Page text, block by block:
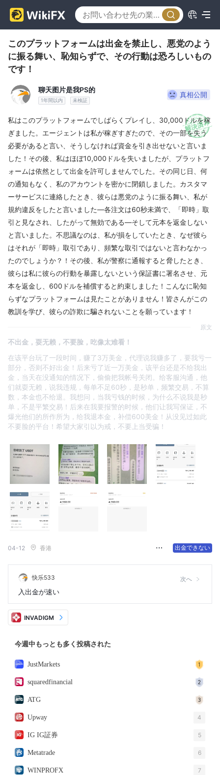
このプラットフォームは出金を禁止し、悪党のよう
に振る舞い、恥知らずで、その行動は恐ろしいもの
です！
聊天图片是我PS的
1年間以内 未検証
真相公開
私はこのプラットフォームでしばらくプレイし、30,000ドルを稼
ぎました。エージェントは私が稼ぎすぎたので、その一部を失う
必要があると言い、そうしなければ資金を引き出せないと言いま
した！その後、私はほぼ10,000ドルを失いましたが、プラットフ
ォームは依然として出金を許可しませんでした。その同じ日、何
の通知もなく、私のアカウントを密かに閉鎖しました。カスタマ
ーサービスに連絡したとき、彼らは悪党のように振る舞い、私が
規約違反をしたと言いました—各注文は60秒未満で、「即時」取
引と見なされ、したがって無効である—そして元本を返金しない
と言いました。不思議なのは、私が損をしていたとき、なぜ彼ら
はそれが「即時」取引であり、頻繁な取引ではないと言わなかっ
たのでしょうか？！その後、私が警察に通報すると脅したとき、
彼らは私に彼らの行動を暴露しないという保証書に署名させ、元
本を返金し、600ドルを補償すると約束しました！こんなに恥知
らずなプラットフォームは見たことがありません！皆さんがこの
教訓を学び、彼らの詐欺に騙されないことを願っています！
原文
不出金，耍无赖，不要脸，吃像太难看！
在该平台玩了一段时间，赚了3万美金，代理说我赚多了，要我亏一
部分，否则不好出金！后来亏了近一万美金，该平台还是不给我出
金，当天在没通知的情况下，偷偷把我帐号关闭。给客服沟通，他
们就耍无赖，说我违规，每单不足60秒，是秒单，频繁交易，不算
数，本金也不给退。我想问，当我亏钱的时候，为什么不说我是秒
单，不是平繁交易！后来在我要报警的时候，他们让我写保证，不
爆光他们的所作所为，给我退本金，补偿600美金！从没见过如此
不要脸的平台！希望大家引以为戒，不要上当受骗！
04-12 香港 出金できない
快乐533
入出金が速い
次へ
INVADIGM
今週中もっとも多く投稿された
JustMarkets
squaredfinancial
ATG
Upway 4
IG IG証券 5
Metatrade 6
WINPROFX 7